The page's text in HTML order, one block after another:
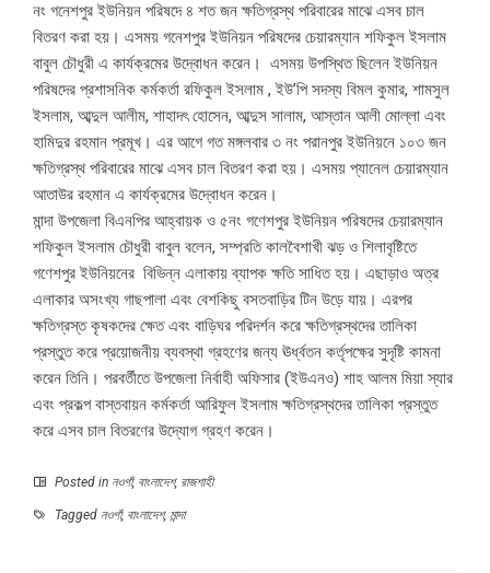
নং গনেশপুর ইউনিয়ন পরিষদে ৪ শত জন ক্ষতিগ্রস্থ পরিবারের মাঝে এসব চাল
বিতরণ করা হয়। এসময় গনেশপুর ইউনিয়ন পরিষদের চেয়ারম্যান শফিকুল ইসলাম
বাবুল চৌধুরী এ কার্যক্রমের উদ্বোধন করেন। এসময় উপস্থিত ছিলেন ইউনিয়ন
পরিষদের প্রশাসনিক কর্মকর্তা রফিকুল ইসলাম , ইউ’পি সদস্য বিমল কুমার, শামসুল
ইসলাম, আব্দুল আলীম, শাহাদৎ হোসেন, আব্দুস সালাম, আস্তান আলী মোল্লা এবং
হামিদুর রহমান প্রমূখ। এর আগে গত মঙ্গলবার ৩ নং পরানপুর ইউনিয়নে ১০৩ জন
ক্ষতিগ্রস্থ পরিবারের মাঝে এসব চাল বিতরণ করা হয়। এসময় প্যানেল চেয়ারম্যান
আতাউর রহমান এ কার্যক্রমের উদ্বোধন করেন।
মান্দা উপজেলা বিএনপির আহ্বায়ক ও ৫নং গণেশপুর ইউনিয়ন পরিষদের চেয়ারম্যান
শফিকুল ইসলাম চৌধুরী বাবুল বলেন, সম্প্রতি কালবৈশাখী ঝড় ও শিলাবৃষ্টিতে
গণেশপুর ইউনিয়নের বিভিন্ন এলাকায় ব্যাপক ক্ষতি সাধিত হয়। এছাড়াও অত্র
এলাকার অসংখ্য গাছপালা এবং বেশকিছু বসতবাড়ির টিন উড়ে যায়। এরপর
ক্ষতিগ্রস্ত কৃষকদের ক্ষেত এবং বাড়িঘর পরিদর্শন করে ক্ষতিগ্রস্থদের তালিকা
প্রস্তুত করে প্রয়োজনীয় ব্যবস্থা গ্রহণের জন্য ঊর্ধ্বতন কর্তৃপক্ষের সুদৃষ্টি কামনা
করেন তিনি। পরবর্তীতে উপজেলা নির্বাহী অফিসার (ইউএনও) শাহ আলম মিয়া স্যার
এবং প্রকল্প বাস্তবায়ন কর্মকর্তা আরিফুল ইসলাম ক্ষতিগ্রস্থদের তালিকা প্রস্তুত
করে এসব চাল বিতরণের উদ্যোগ গ্রহণ করেন।
Posted in নওগাঁ, বাংলাদেশ, রাজশাহী
Tagged নওগাঁ, বাংলাদেশ, মান্দা